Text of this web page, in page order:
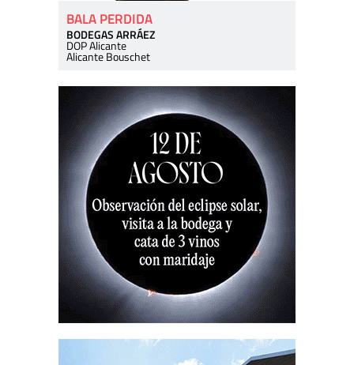
BALA PERDIDA
BODEGAS ARRÁEZ
DOP Alicante
Alicante Bouschet